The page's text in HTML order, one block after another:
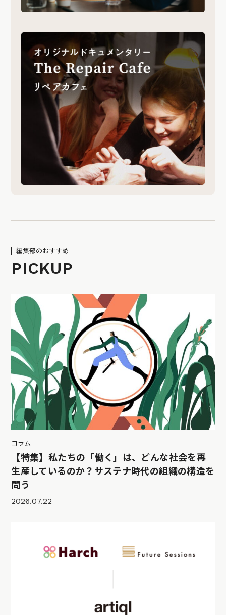
編集部のおすすめ
PICKUP
コラム
【特集】私たちの「働く」は、どんな社会を再
生産しているのか？サステナ時代の組織の構造を
問う
2026.07.22